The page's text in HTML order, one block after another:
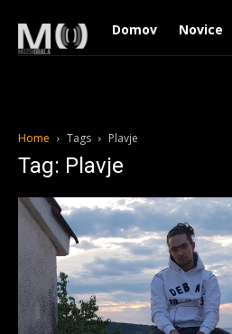
Domov Novice
Home Tags Plavje
Tag: Plavje